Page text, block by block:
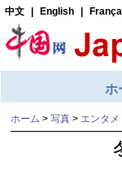
ホーム > 写真 > エンタメ